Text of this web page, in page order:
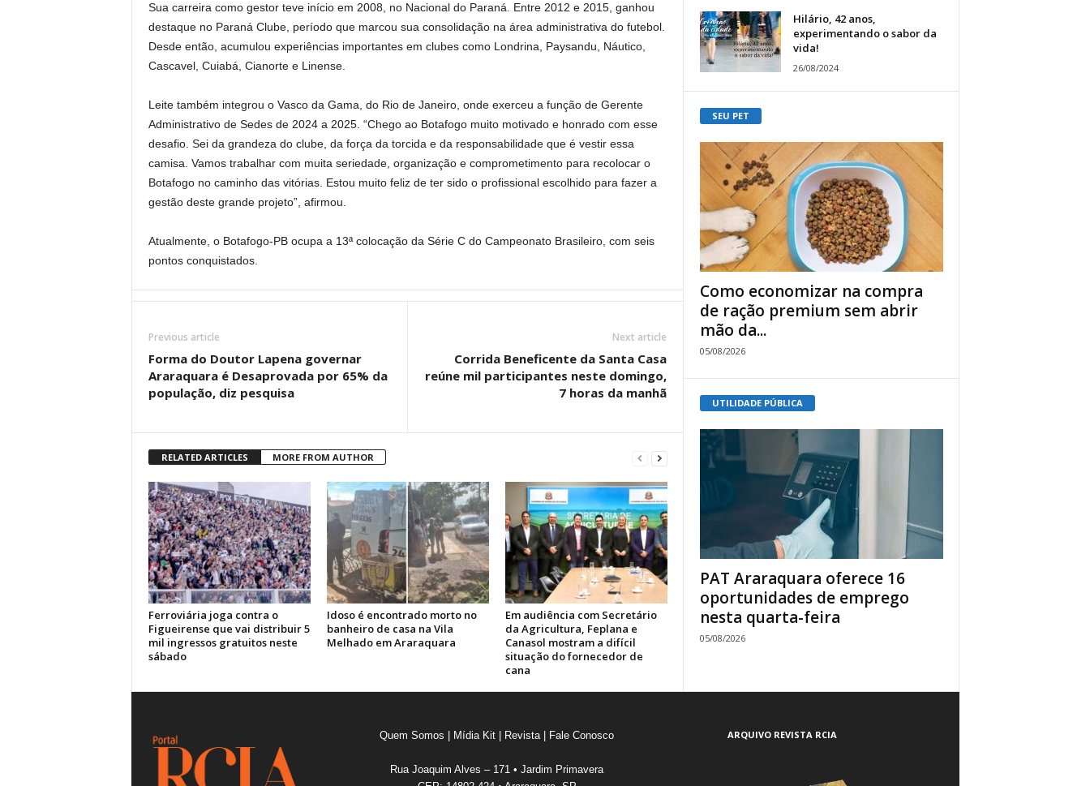
Sua carreira como gestor teve início em 2008, no Nacional do Paraná. Entre 2012 e 2015, ganhou
destaque no Paraná Clube, período que marcou sua consolidação na área administrativa do futebol.
Desde então, acumulou experiências importantes em clubes como Londrina, Paysandu, Náutico,
Cascavel, Cuiabá, Cianorte e Linense.
Leite também integrou o Vasco da Gama, do Rio de Janeiro, onde exerceu a função de Gerente
Administrativo de Sedes de 2024 a 2025. “Chego ao Botafogo muito motivado e honrado com esse
desafio. Sei da grandeza do clube, da força da torcida e da responsabilidade que é vestir essa
camisa. Vamos trabalhar com muita seriedade, organização e comprometimento para recolocar o
Botafogo no caminho das vitórias. Estou muito feliz de ter sido o profissional escolhido para fazer a
gestão deste grande projeto”, afirmou.
Atualmente, o Botafogo-PB ocupa a 13ª colocação da Série C do Campeonato Brasileiro, com seis
pontos conquistados.
Previous article
Forma do Doutor Lapena governar
Araraquara é Desaprovada por 65% da
população, diz pesquisa
Next article
Corrida Beneficente da Santa Casa
reúne mil participantes neste domingo,
7 horas da manhã
RELATED ARTICLES MORE FROM AUTHOR
Ferroviária joga contra o
Figueirense que vai distribuir 5
mil ingressos gratuitos neste
sábado
Idoso é encontrado morto no
banheiro de casa na Vila
Melhado em Araraquara
Em audiência com Secretário
da Agricultura, Feplana e
Canasol mostram a difícil
situação do fornecedor de
cana
Hilário, 42 anos,
experimentando o sabor da
vida!
26/08/2024
SEU PET
Como economizar na compra
de ração premium sem abrir
mão da...
05/08/2026
UTILIDADE PÚBLICA
PAT Araraquara oferece 16
oportunidades de emprego
nesta quarta-feira
05/08/2026
Quem Somos Mídia Kit Revista| Fale Conosco
Rua Joaquim Alves – 171 • Jardim Primavera
ARQUIVO REVISTA RCIA